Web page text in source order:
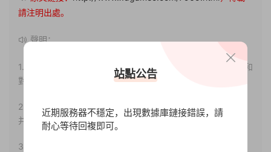
請注明出處。
聲明：
1.本站部分内容轉載自其它媒體，但并不代表本站贊同其觀點和
對其真實性負責。
2.若您需要商業運營或用于其他商業活動，請您購買正版授權
并合法使用。
3.如果本站有侵犯、不妥之處的資源，請聯系我們。将會第一
站點公告
近期服務器不穩定，出現數據庫鏈接錯誤，請
耐心等待回複即可。